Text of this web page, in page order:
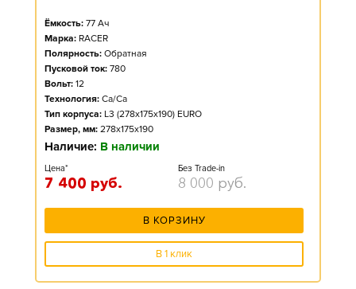
Ёмкость: 77 Ач
Марка: RACER
Полярность: Обратная
Пусковой ток: 780
Вольт: 12
Технология: Ca/Ca
Тип корпуса: L3 (278x175x190) EURO
Размер, мм: 278x175x190
Наличие: В наличии
Цена*
7 400 руб.
Без Trade-in
8 000 руб.
В КОРЗИНУ
В 1 клик